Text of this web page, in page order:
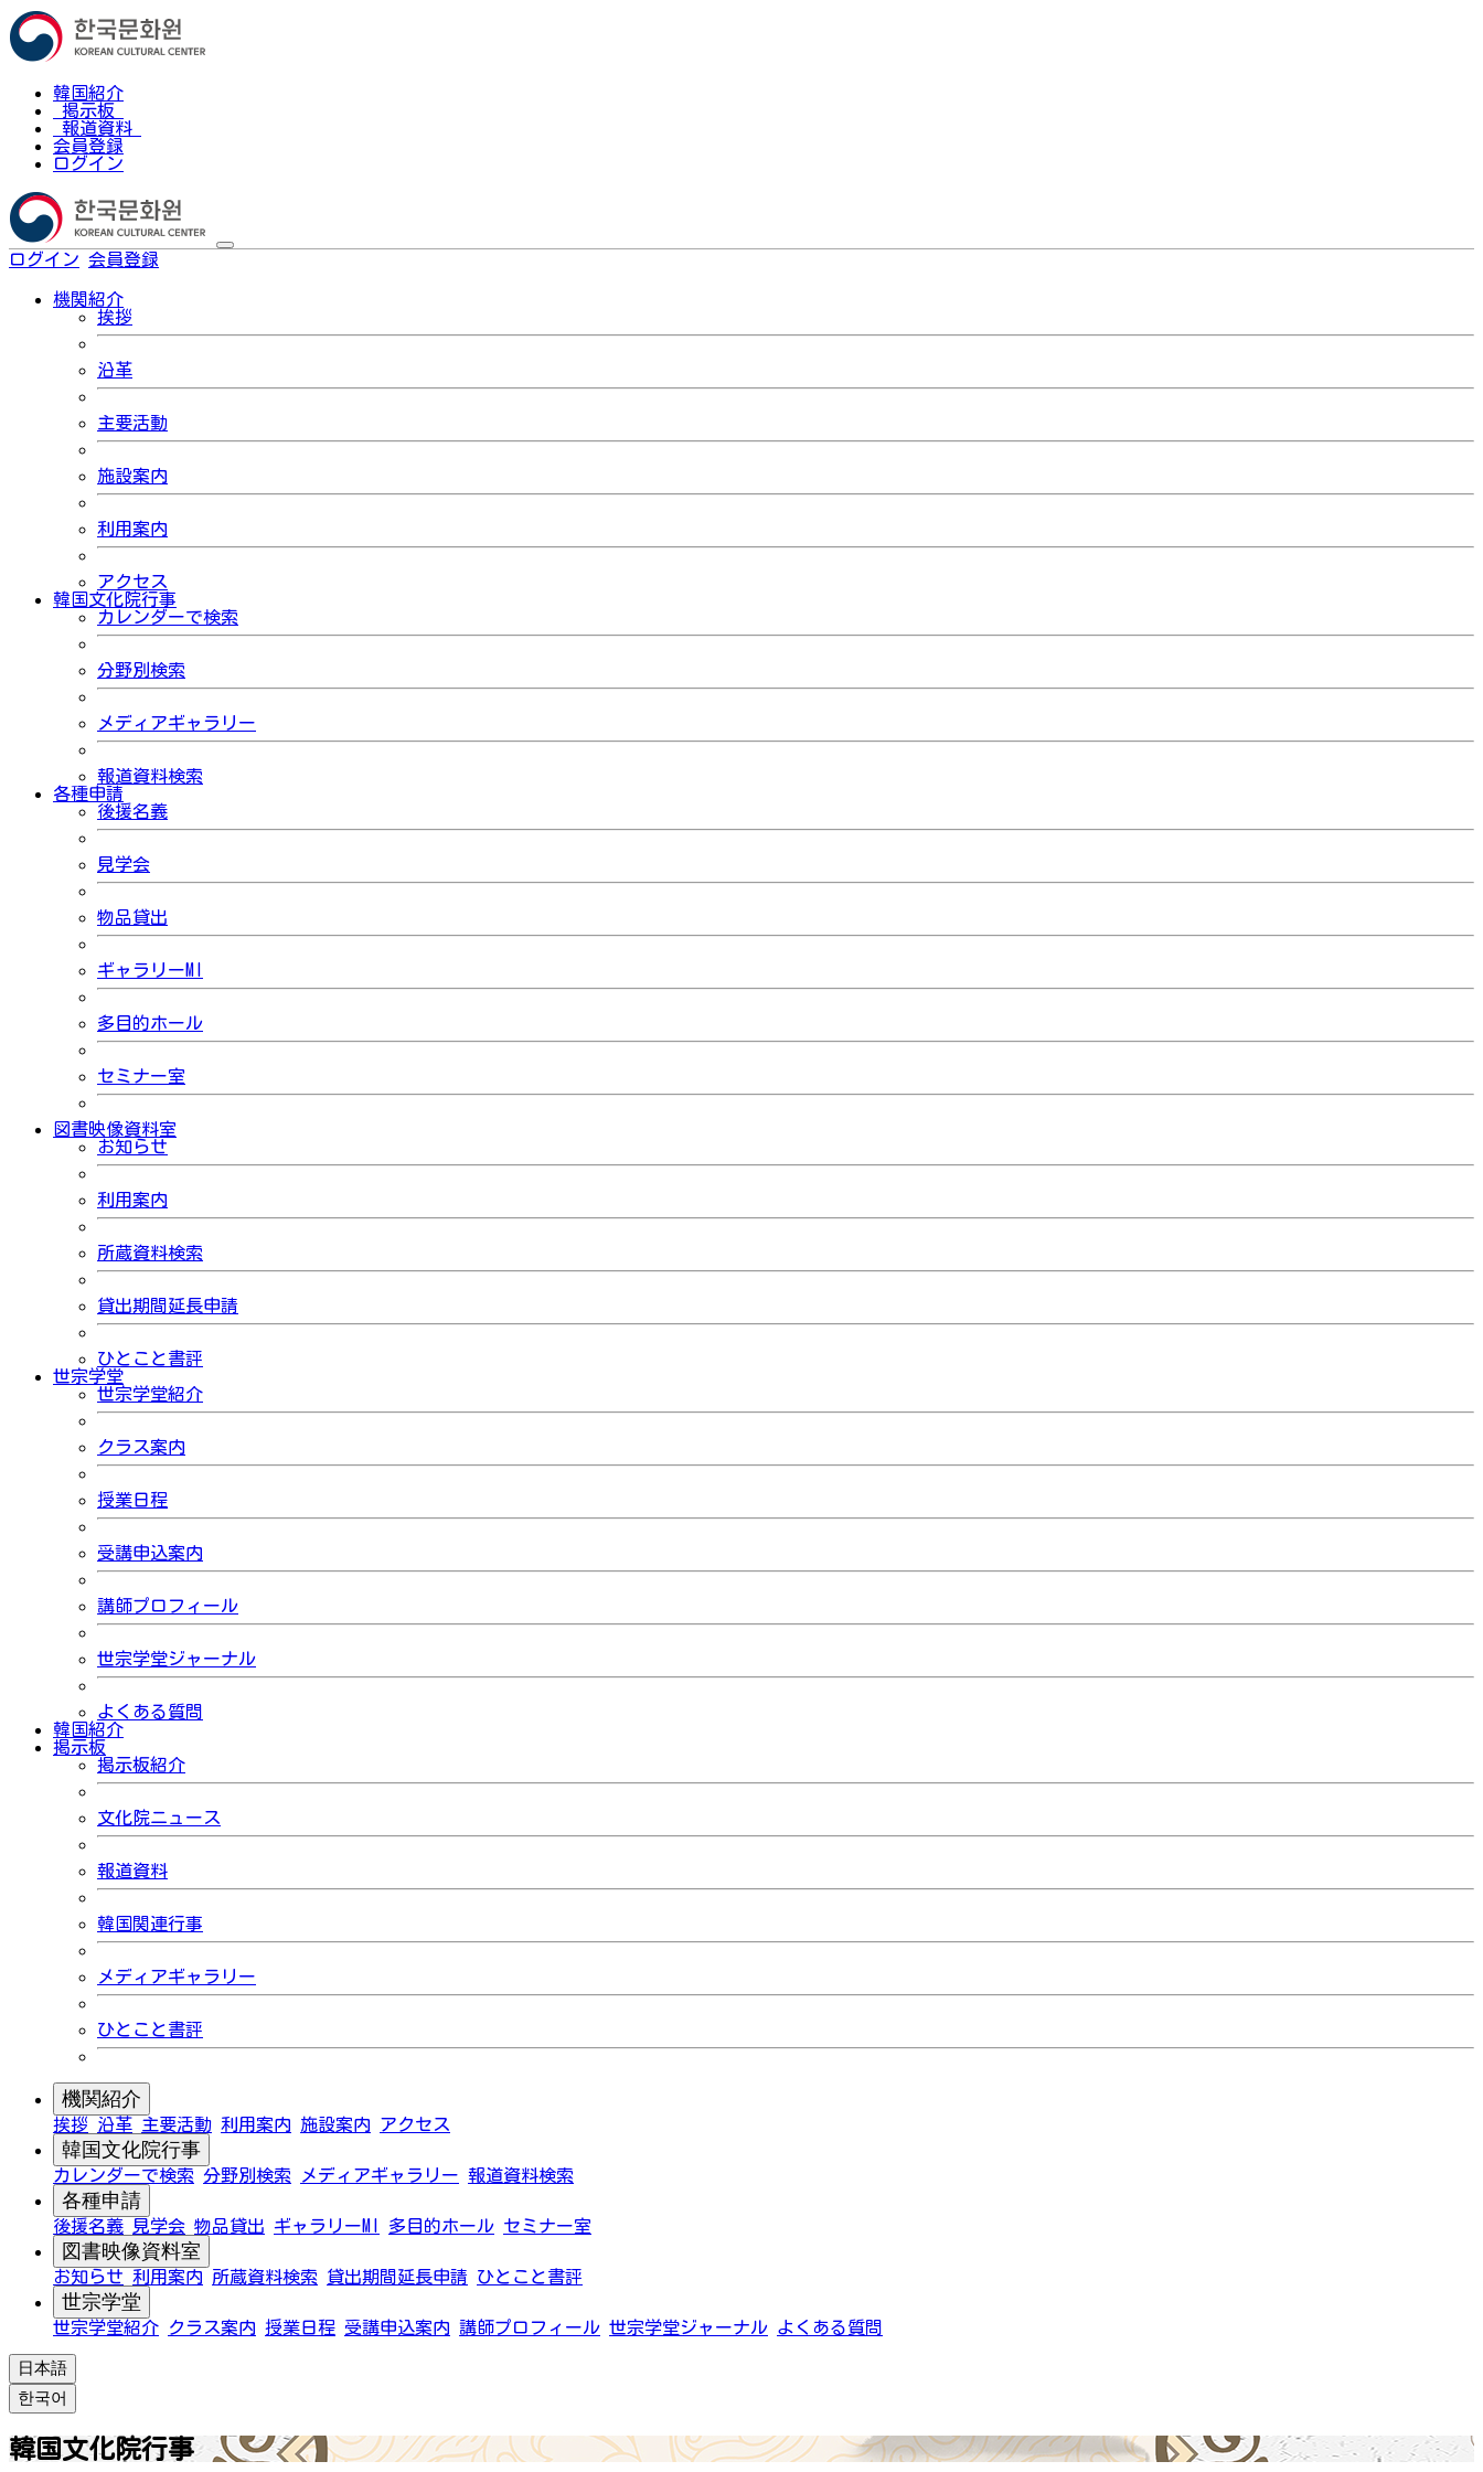
韓国紹介
掲示板
報道資料
会員登録
ログイン
ログイン 会員登録
機関紹介
挨拶
沿革
主要活動
施設案内
利用案内
アクセス
韓国文化院行事
カレンダーで検索
分野別検索
メディアギャラリー
報道資料検索
各種申請
後援名義
見学会
物品貸出
ギャラリーMI
多目的ホール
セミナー室
図書映像資料室
お知らせ
利用案内
所蔵資料検索
貸出期間延長申請
ひとこと書評
世宗学堂
世宗学堂紹介
クラス案内
授業日程
受講申込案内
講師プロフィール
世宗学堂ジャーナル
よくある質問
韓国紹介
掲示板
掲示板紹介
文化院ニュース
報道資料
韓国関連行事
メディアギャラリー
ひとこと書評
機関紹介
挨拶 沿革 主要活動 利用案内 施設案内 アクセス
韓国文化院行事
カレンダーで検索 分野別検索 メディアギャラリー 報道資料検索
各種申請
後援名義 見学会 物品貸出 ギャラリーMI 多目的ホール セミナー室
図書映像資料室
お知らせ 利用案内 所蔵資料検索 貸出期間延長申請 ひとこと書評
世宗学堂
世宗学堂紹介 クラス案内 授業日程 受講申込案内 講師プロフィール 世宗学堂ジャーナル よくある質問
日本語
한국어
韓国文化院行事